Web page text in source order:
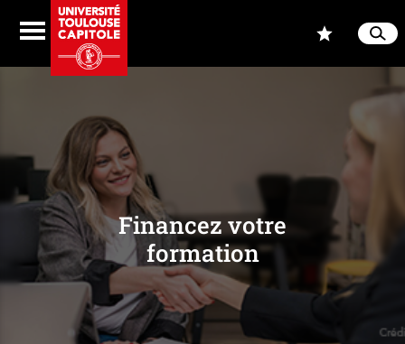
Menu
Financez votre
formation